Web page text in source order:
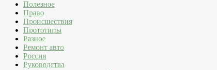
Полезное
Право
Происшествия
Прототипы
Разное
Ремонт авто
Россия
Руководства